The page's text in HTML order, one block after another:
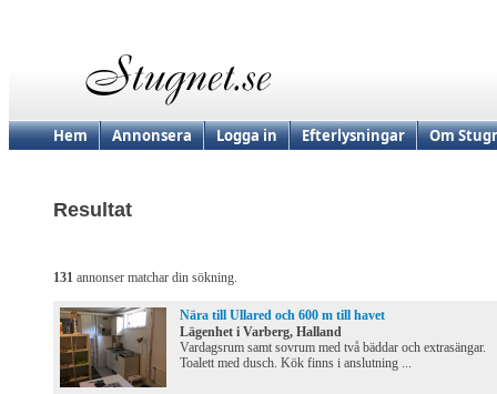
Hem Annonsera Logga in Efterlysningar Om
Resultat
131 annonser matchar din sökning.
Nära till Ullared och 600 m till havet
Lägenhet i Varberg, Halland
Vardagsrum samt sovrum med två bäddar och extrasängar.
Toalett med dusch. Kök finns i anslutning ...